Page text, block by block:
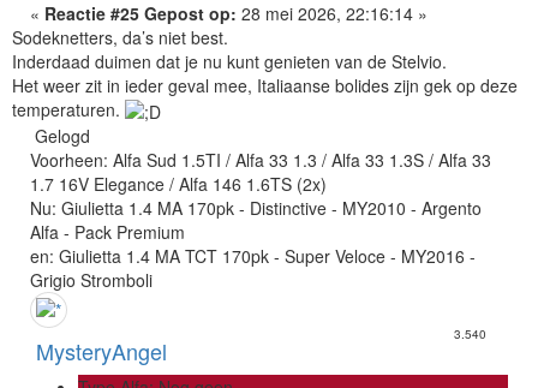
« Reactie #25 Gepost op: 28 mei 2026, 22:16:14 »
Sodeknetters, da’s niet best.
Inderdaad duimen dat je nu kunt genieten van de Stelvio.
Het weer zit in ieder geval mee, Italiaanse bolides zijn gek op deze
temperaturen.
Gelogd
Voorheen: Alfa Sud 1.5TI / Alfa 33 1.3 / Alfa 33 1.3S / Alfa 33
1.7 16V Elegance / Alfa 146 1.6TS (2x)
Nu: Giulietta 1.4 MA 170pk - Distinctive - MY2010 - Argento
Alfa - Pack Premium
en: Giulietta 1.4 MA TCT 170pk - Super Veloce - MY2016 -
Grigio Stromboli
MysteryAngel
3.540